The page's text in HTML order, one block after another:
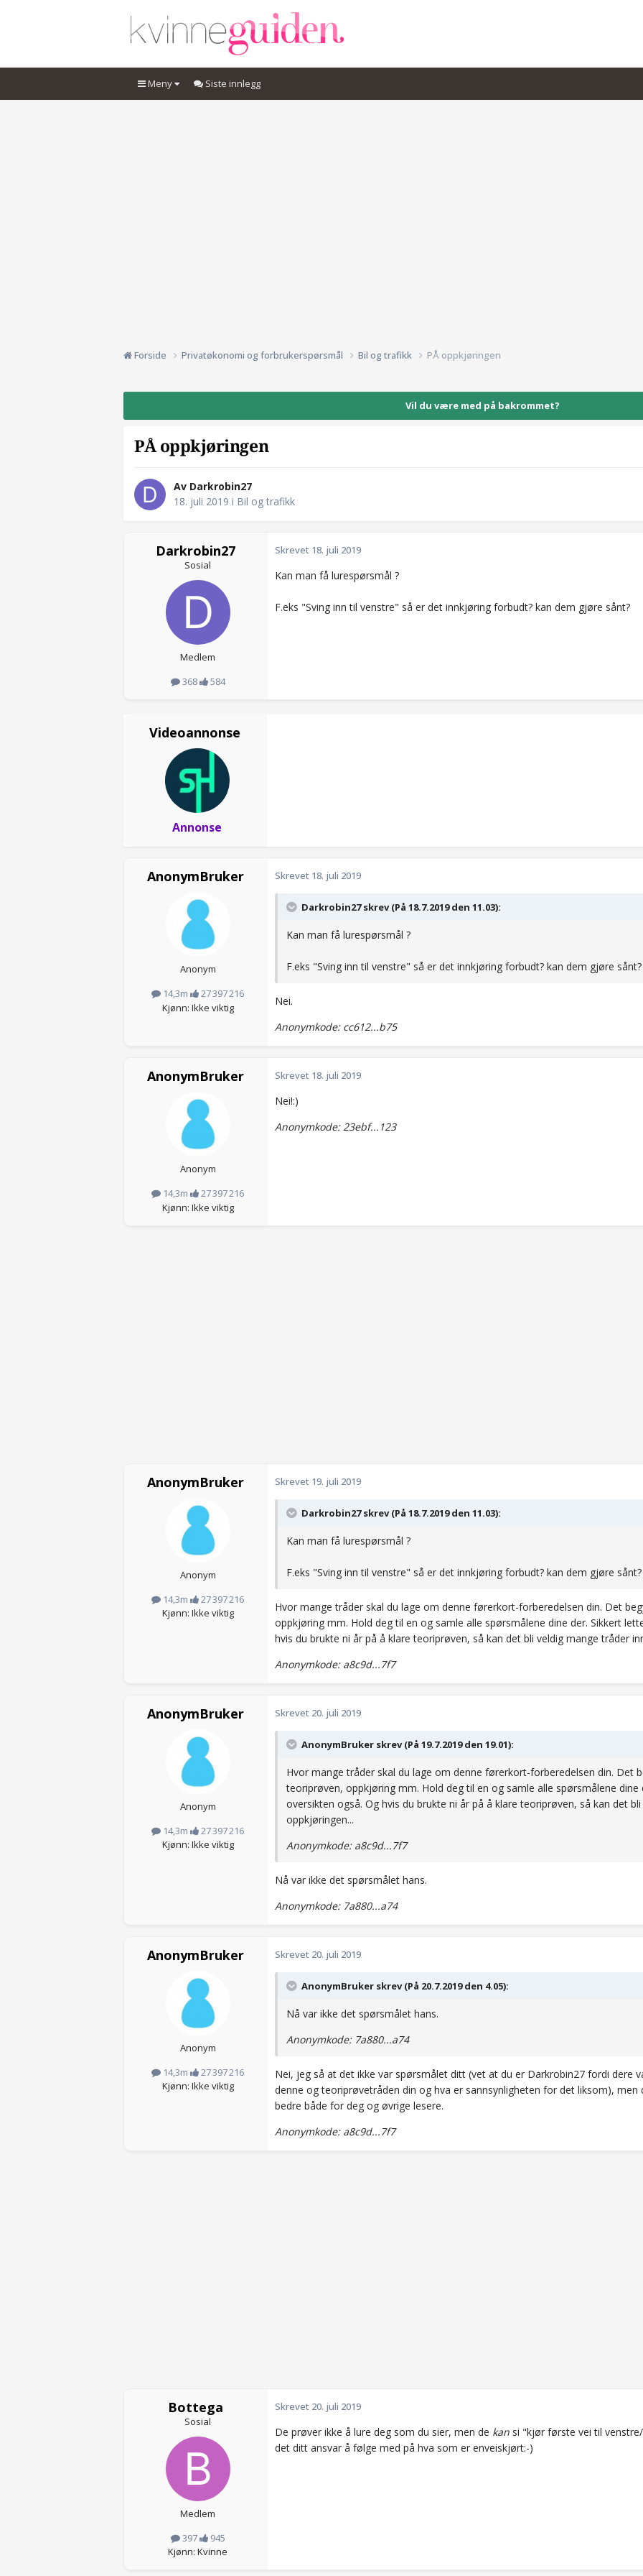
Meny Siste innlegg
Forside Privatøkonomi og forbrukerspørsmål Bil og trafikk PÅ oppkjøringen
Vil du være med på bakrommet?
PÅ oppkjøringen
Av Darkrobin27
18. juli 2019 i Bil og trafikk
Darkrobin27
Sosial
Medlem
368
584
Skrevet 18. juli 2019
Kan man få lurespørsmål ?
F.eks "Sving inn til venstre" så er det innkjøring forbudt? kan dem gjøre sånt?
Videoannonse
Annonse
AnonymBruker
Anonym
14,3m
27 397 216
Kjønn: Ikke viktig
Skrevet 18. juli 2019
Darkrobin27 skrev (På 18.7.2019 den 11.03):
Kan man få lurespørsmål ?
F.eks "Sving inn til venstre" så er det innkjøring forbudt? kan dem gjøre sånt?
Nei.
Anonymkode: cc612...b75
AnonymBruker
Anonym
14,3m
27 397 216
Kjønn: Ikke viktig
Skrevet 18. juli 2019
Nei!:)
Anonymkode: 23ebf...123
AnonymBruker
Anonym
14,3m
27 397 216
Kjønn: Ikke viktig
Skrevet 19. juli 2019
Darkrobin27 skrev (På 18.7.2019 den 11.03):
Kan man få lurespørsmål ?
F.eks "Sving inn til venstre" så er det innkjøring forbudt? kan dem gjøre sånt?
Hvor mange tråder skal du lage om denne førerkort-forberedelsen din. Det
oppkjøring mm. Hold deg til en og samle alle spørsmålene dine der. Sikkert
hvis du brukte ni år på å klare teoriprøven, så kan det bli veldig mange tråder
Anonymkode: a8c9d...7f7
AnonymBruker
Anonym
14,3m
27 397 216
Kjønn: Ikke viktig
Skrevet 20. juli 2019
AnonymBruker skrev (På 19.7.2019 den 19.01):
Hvor mange tråder skal du lage om denne førerkort-forberedelsen din. Det
teoriprøven, oppkjøring mm. Hold deg til en og samle alle spørsmålene
oversikten også. Og hvis du brukte ni år på å klare teoriprøven, så kan det
oppkjøringen...
Anonymkode: a8c9d...7f7
Nå var ikke det spørsmålet hans.
Anonymkode: 7a880...a74
AnonymBruker
Anonym
14,3m
27 397 216
Kjønn: Ikke viktig
Skrevet 20. juli 2019
AnonymBruker skrev (På 20.7.2019 den 4.05):
Nå var ikke det spørsmålet hans.
Anonymkode: 7a880...a74
Nei, jeg så at det ikke var spørsmålet ditt (vet at du er Darkrobin27 fordi dere
denne og teoriprøvetråden din og hva er sannsynligheten for det liksom),
bedre både for deg og øvrige lesere.
Anonymkode: a8c9d...7f7
Bottega
Sosial
Medlem
397
945
Kjønn: Kvinne
Skrevet 20. juli 2019
De prøver ikke å lure deg som du sier, men de kan si "kjør første vei til
det ditt ansvar å følge med på hva som er enveiskjørt:-)